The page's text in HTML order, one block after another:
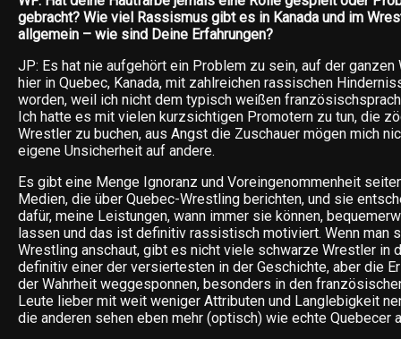
gebracht? Wie viel Rassismus gibt es in Kanada und im
allgemein – wie sind Deine Erfahrungen?
JP: Es hat nie aufgehört ein Problem zu sein, auf der ganzen
hier in Quebec, Kanada, mit zahlreichen rassischen
worden, weil ich nicht dem typisch weißen
Ich hatte es mit vielen kurzsichtigen Promotern zu tun, die
Wrestler zu buchen, aus Angst die Zuschauer mögen mich
eigene Unsicherheit auf andere.
Es gibt eine Menge Ignoranz und Voreingenommenheit
Medien, die über Quebec-Wrestling berichten, und sie
dafür, meine Leistungen, wann immer sie können,
lassen und das ist definitiv rassistisch motiviert. Wenn man
Wrestling anschaut, gibt es nicht viele schwarze Wrestler in
definitiv einer der versiertesten in der Geschichte, aber die
der Wahrheit weggesponnen, besonders in den
Leute lieber mit weit weniger Attributen und Langlebigkeit
die anderen sehen eben mehr (optisch) wie echte Quebecer